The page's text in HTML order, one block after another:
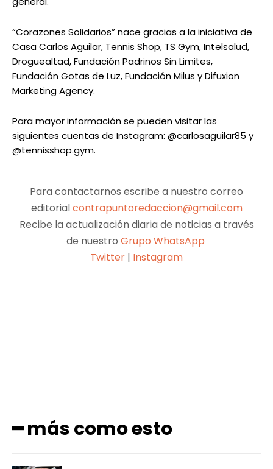
“Corazones Solidarios” nace gracias a la iniciativa de
Casa Carlos Aguilar, Tennis Shop, TS Gym, Intelsalud,
Droguealtad, Fundación Padrinos Sin Limites,
Fundación Gotas de Luz, Fundación Milus y Difuxion
Marketing Agency.
Para mayor información se pueden visitar las
siguientes cuentas de Instagram: @carlosaguilar85 y
@tennisshop.gym.
Para contactarnos escribe a nuestro correo
editorialcontrapuntoredaccion@gmail.com
Recibe la actualización diaria de noticias a través
de nuestro Grupo WhatsApp
Twitter | Instagram
━ más como esto